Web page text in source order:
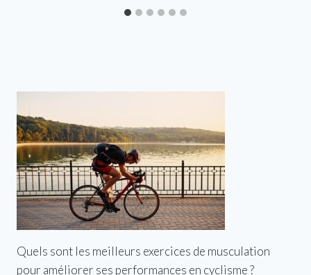
Quels sont les meilleurs exercices de musculation
pour améliorer ses performances en cyclisme ?